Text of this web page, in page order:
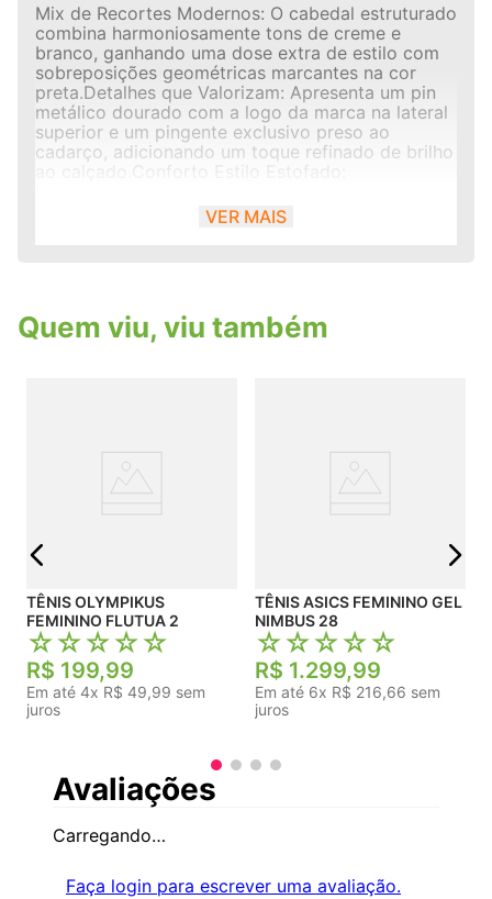
Mix de Recortes Modernos: O cabedal estruturado
combina harmoniosamente tons de creme e
branco, ganhando uma dose extra de estilo com
sobreposições geométricas marcantes na cor
preta.Detalhes que Valorizam: Apresenta um pin
metálico dourado com a logo da marca na lateral
superior e um pingente exclusivo preso ao
cadarço, adicionando um toque refinado de brilho
ao calçado.Conforto Estilo Estofado:
em tecido preto, ele reduz o atrito e envolve o
calcanhar com total suavidade. As perfurações na
garantindo passos firmes, excelente estabilidade
e alta durabilidade urbana.
VER MAIS
Quem viu, viu também
TÊNIS OLYMPIKUS
FEMININO FLUTUA 2
☆☆☆☆☆
R$ 199,99
Em até 4x R$ 49,99 sem
juros
TÊNIS ASICS FEMININO GEL
NIMBUS 28
☆☆☆☆☆
R$ 1.299,99
Em até 6x R$ 216,66 sem
juros
Avaliações
Carregando…
Faça login para escrever uma avaliação.